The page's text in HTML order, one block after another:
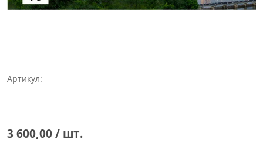
Артикул:
3 600,00 / шт.